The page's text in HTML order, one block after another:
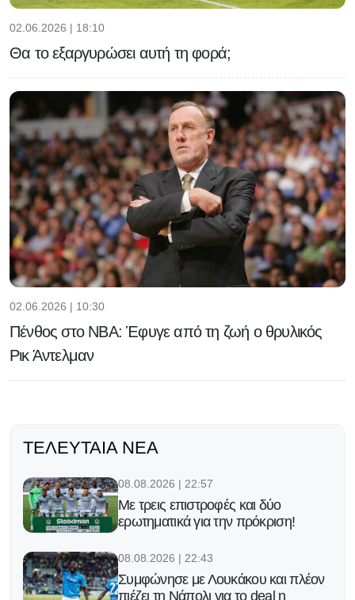
02.06.2026 | 18:10
Θα το εξαργυρώσει αυτή τη φορά;
02.06.2026 | 10:30
Πένθος στο NBA: Έφυγε από τη ζωή ο θρυλικός
Ρικ Άντελμαν
ΤΕΛΕΥΤΑΊΑ ΝΈΑ
08.08.2026 | 22:57
Με τρεις επιστροφές και δύο
ερωτηματικά για την πρόκριση!
08.08.2026 | 22:43
Συμφώνησε με Λουκάκου και πλέον
πιέζει τη Νάπολι για το deal η